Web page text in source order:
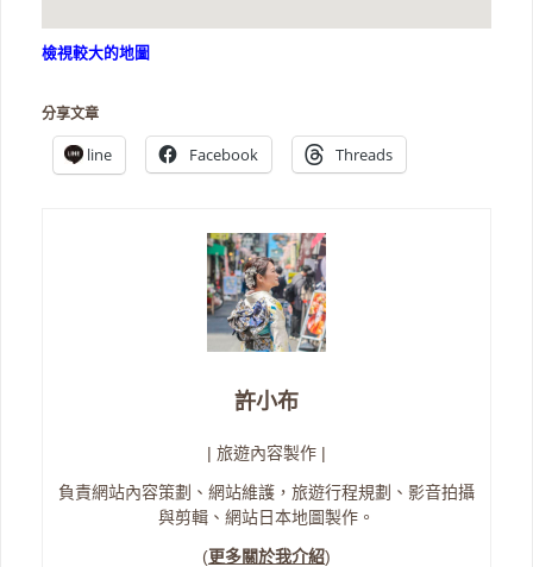
檢視較大的地圖
分享文章
line Facebook Threads
許小布
| 旅遊內容製作 |
負責網站內容策劃、網站維護，旅遊行程規劃、影音拍攝
與剪輯、網站日本地圖製作。
(更多關於我介紹)